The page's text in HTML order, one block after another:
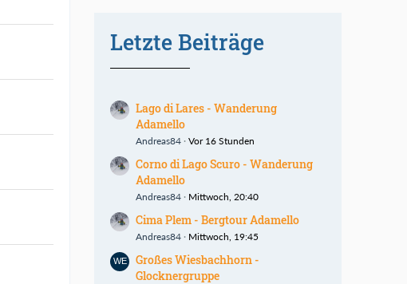
Letzte Beiträge
Lago di Lares - Wanderung
Adamello
Andreas84 Vor 16 Stunden
Corno di Lago Scuro - Wanderung
Adamello
Andreas84 Mittwoch, 20:40
Cima Plem - Bergtour Adamello
Andreas84 Mittwoch, 19:45
Großes Wiesbachhorn -
Glocknergruppe